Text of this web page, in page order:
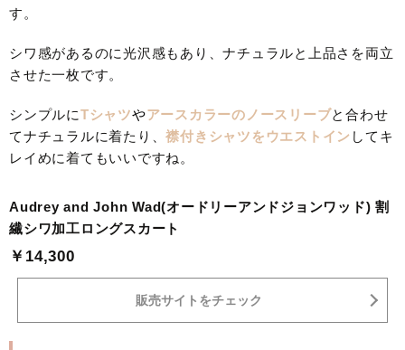
す。
シワ感があるのに光沢感もあり、ナチュラルと上品さを両立
させた一枚です。
シンプルにTシャツやアースカラーのノースリーブと合わせ
てナチュラルに着たり、襟付きシャツ をウエストイン してキ
レイめに着てもいいですね。
Audrey and John Wad(オードリーアンドジョンワッド) 割
繊シワ加工ロングスカート
￥14,300
販売サイトをチェック